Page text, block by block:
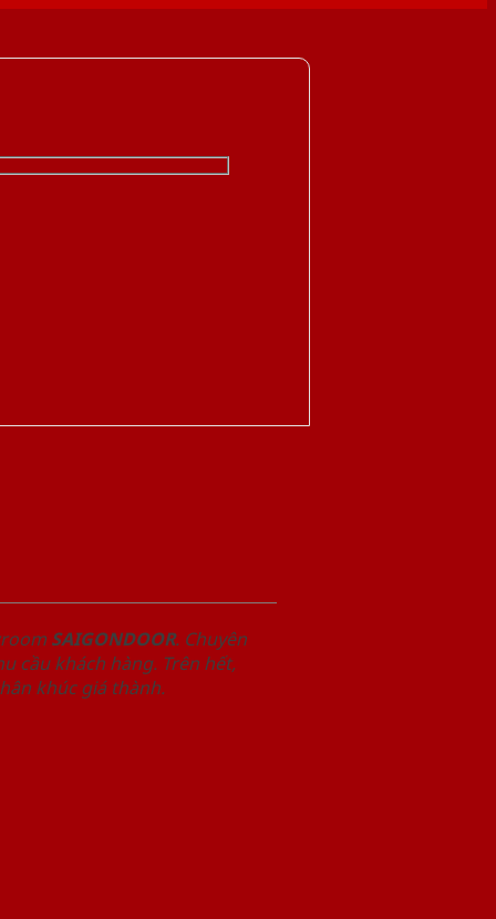
SAIGONDOOR. Chuyên
cầu khách hàng. Trên hết,
khúc giá thành.